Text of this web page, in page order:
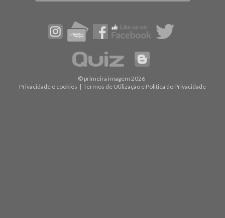
© primeira imagem 2026
Privacidade e cookies | Termos de Utilização e Política de Privacidade